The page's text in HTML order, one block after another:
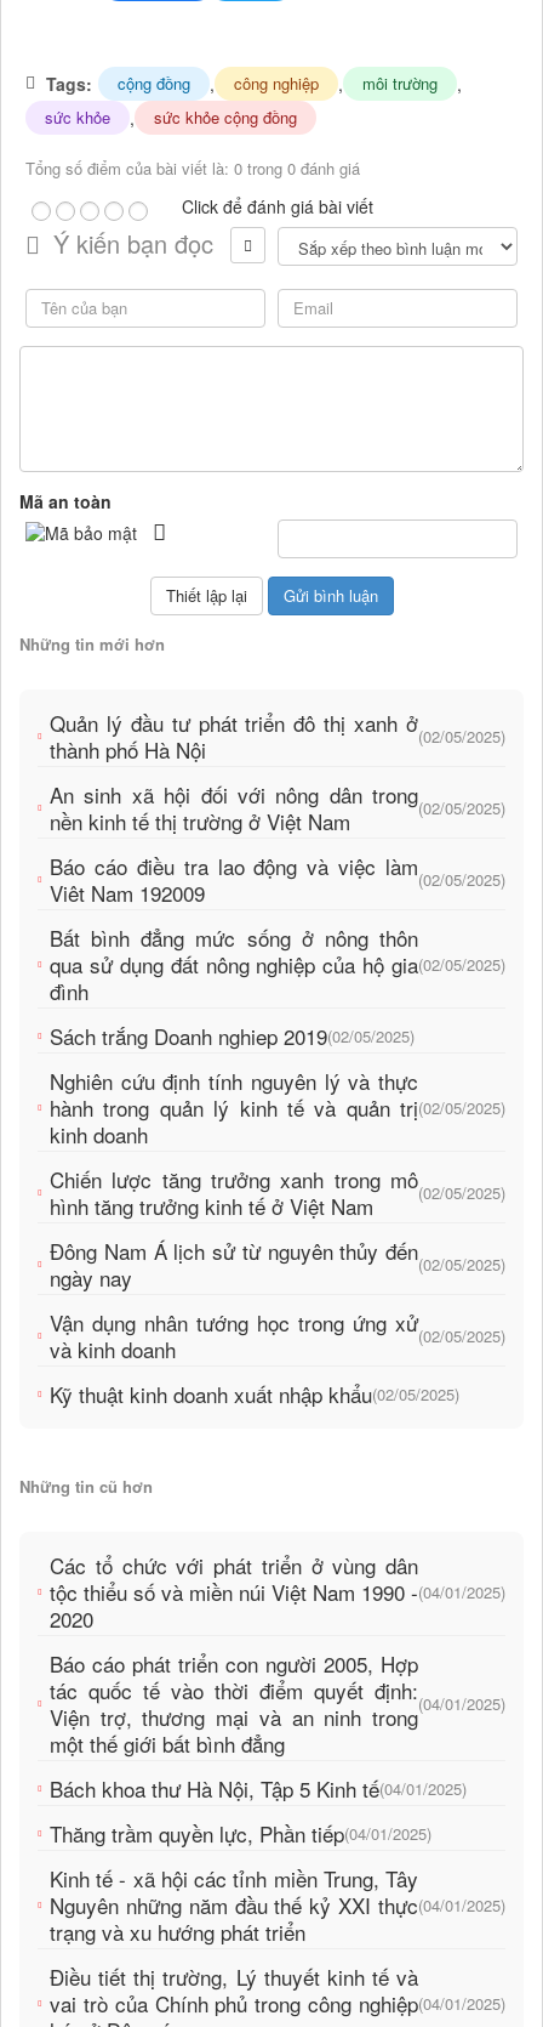
Tags: cộng đồng , công nghiệp , môi trường ,
sức khỏe , sức khỏe cộng đồng
Tổng số điểm của bài viết là: 0 trong 0 đánh giá
Click để đánh giá bài viết
Ý kiến bạn đọc
Mã an toàn
Những tin mới hơn
Quản lý đầu tư phát triển đô thị xanh ở
thành phố Hà Nội
(02/05/2025)
An sinh xã hội đối với nông dân trong
nền kinh tế thị trường ở Việt Nam
(02/05/2025)
Báo cáo điều tra lao động và việc làm
Viêt Nam 192009
(02/05/2025)
Bất bình đẳng mức sống ở nông thôn
qua sử dụng đất nông nghiệp của hộ gia
đình
(02/05/2025)
Sách trắng Doanh nghiep 2019(02/05/2025)
Nghiên cứu định tính nguyên lý và thực
hành trong quản lý kinh tế và quản trị
kinh doanh
(02/05/2025)
Chiến lược tăng trưởng xanh trong mô
hình tăng trưởng kinh tế ở Việt Nam
(02/05/2025)
Đông Nam Á lịch sử từ nguyên thủy đến
ngày nay
(02/05/2025)
Vận dụng nhân tướng học trong ứng xử
và kinh doanh
(02/05/2025)
Kỹ thuật kinh doanh xuất nhập khẩu(02/05/2025)
Những tin cũ hơn
Các tổ chức với phát triển ở vùng dân
tộc thiểu số và miền núi Việt Nam 1990 -
2020
(04/01/2025)
Báo cáo phát triển con người 2005, Hợp
tác quốc tế vào thời điểm quyết định:
Viện trợ, thương mại và an ninh trong
một thế giới bất bình đẳng
(04/01/2025)
Bách khoa thư Hà Nội, Tập 5 Kinh tế(04/01/2025)
Thăng trầm quyền lực, Phần tiếp(04/01/2025)
Kinh tế - xã hội các tỉnh miền Trung, Tây
Nguyên những năm đầu thế kỷ XXI thực
trạng và xu hướng phát triển
(04/01/2025)
Điều tiết thị trường, Lý thuyết kinh tế và
vai trò của Chính phủ trong công nghiệp(04/01/2025)